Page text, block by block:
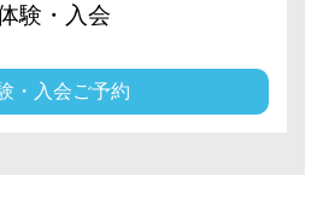
験・入会
・入会ご予約